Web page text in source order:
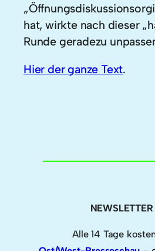
hat, wirkte nach dieser
Runde geradezu
Hier der ganze Text.
NEWSLETTER
Alle 14 Tage